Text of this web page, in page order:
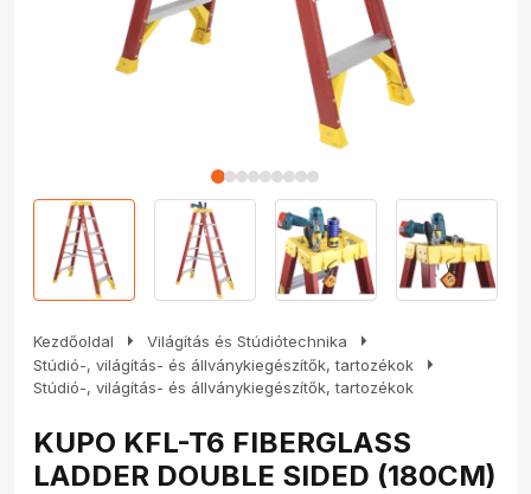
Kezdőoldal arrow_right Világítás és Stúdiótechnika arrow_right
Stúdió-, világítás- és állványkiegészítők, tartozékok arrow_right
Stúdió-, világítás- és állványkiegészítők, tartozékok
KUPO KFL-T6 FIBERGLASS
LADDER DOUBLE SIDED (180CM)